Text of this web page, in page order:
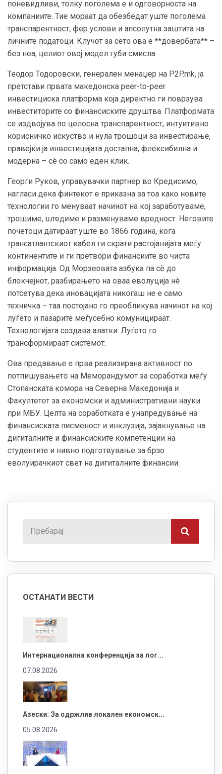
поневидливи, толку поголема е и одговорноста на
компаниите. Тие мораат да обезбедат уште поголема
транспарентност, фер услови и апсолутна заштита на
личните податоци. Клучот за сето ова е **довербата** –
без неа, целиот овој модел губи смисла.
Теодор Тодоровски, генерален менаџер на P2P.mk, ја
претстави првата македонска peer-to-peer
инвестициска платформа која директно ги поврзува
инвеститорите со финансиските друштва. Платформата
се издвојува по целосна транспарентност, интуитивно
корисничко искуство и нула трошоци за инвестирање,
правејќи ја инвестицијата достапна, флексибилна и
модерна – сè со само еден клик.
Георги Руков, управувачки партнер во Кредисимо,
нагласи дека финтекот е приказна за тоа како новите
технологии го менуваат начинот на кој заработуваме,
трошиме, штедиме и разменуваме вредност. Неговите
почетоци датираат уште во 1866 година, кога
трансатлантскиот кабел ги скрати растојанијата меѓу
континентите и ги претвори финансиите во чиста
информација. Од Морзеовата азбука па сè до
блокчејнот, разбирањето на оваа еволуција нè
потсетува дека иновацијата никогаш не е само
техничка – таа постојано го преобликува начинот на кој
луѓето и пазарите меѓусебно комуницираат.
Технологијата создава алатки. Луѓето го
трансформираат системот.
Ова предавање е прва реализирана активност по
потпишувањето на Меморандумот за соработка меѓу
Стопанската комора на Северна Македонија и
Факултетот за економски и административни науки
при МБУ. Целта на соработката е унапредување на
финансиската писменост и инклузија, зајакнување на
дигиталните и финансиските компетенции на
студентите и нивно подготвување за брзо
еволуирачкиот свет на дигиталните финансии.
ОСТАНАТИ ВЕСТИ
Интернационална конференција за лог...
07.08.2026
Азески: За одржлив локален економск...
05.08.2026